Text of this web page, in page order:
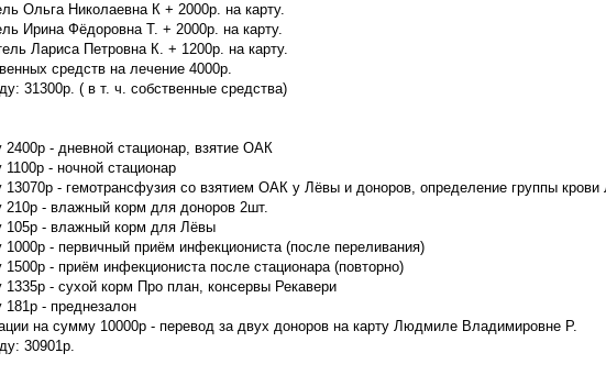
Ольга Николаевна К + 2000р. на карту.
Ирина Фёдоровна Т. + 2000р. на карту.
Лариса Петровна К. + 1200р. на карту.
средств на лечение 4000р.
31300р. ( в т. ч. собственные средства)
- дневной стационар, взятие ОАК
- ночной стационар
- гемотрансфузия со взятием ОАК у Лёвы и доноров, определение группы крови
210р - влажный корм для доноров 2шт.
105р - влажный корм для Лёвы
- первичный приём инфекциониста (после переливания)
- приём инфекциониста после стационара (повторно)
- сухой корм Про план, консервы Рекавери
- преднезалон
на сумму 10000р - перевод за двух доноров на карту Людмиле Владимировне Р.
30901р.